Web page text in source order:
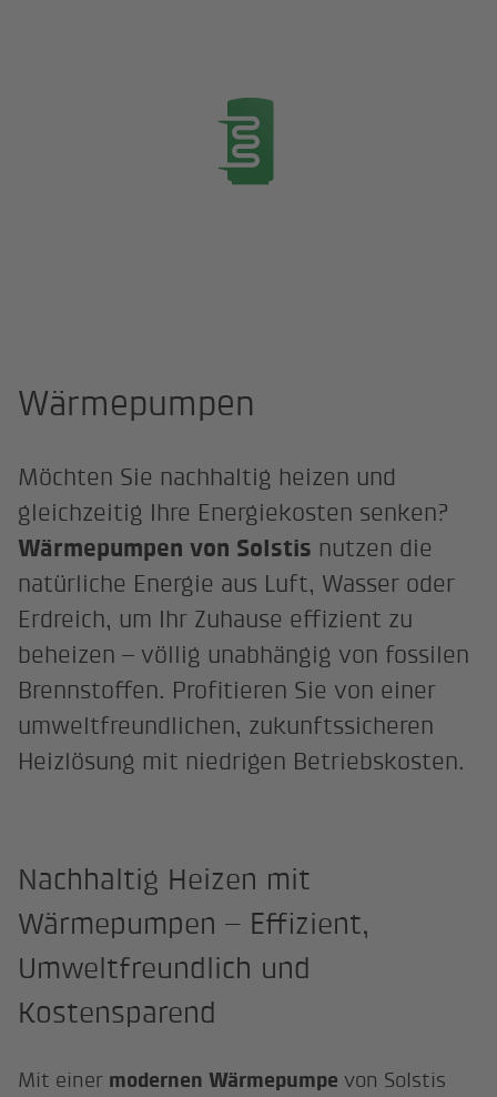
Wärmepumpen
Möchten Sie nachhaltig heizen und
gleichzeitig Ihre Energiekosten senken?
Wärmepumpen von Solstis nutzen die
natürliche Energie aus Luft, Wasser oder
Erdreich, um Ihr Zuhause effizient zu
beheizen – völlig unabhängig von fossilen
Brennstoffen. Profitieren Sie von einer
umweltfreundlichen, zukunftssicheren
Heizlösung mit niedrigen Betriebskosten.
Nachhaltig Heizen mit
Wärmepumpen – Effizient,
Umweltfreundlich und
Kostensparend
Mit einer modernen Wärmepumpe von Solstis